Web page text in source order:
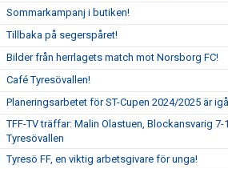
Sommarkampanj i butiken!
Tillbaka på segerspåret!
Bilder från herrlagets match mot Norsborg FC!
Café Tyresövallen!
Planeringsarbetet för ST-Cupen 2024/2025 är
TFF-TV träffar: Malin Olastuen, Blockansvarig 7-
Tyresövallen
Tyresö FF, en viktig arbetsgivare för unga!